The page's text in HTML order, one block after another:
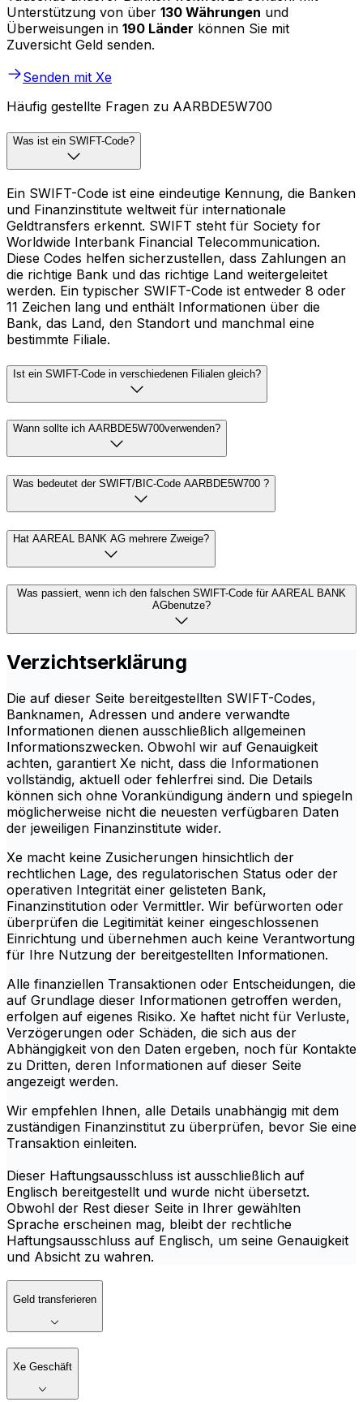
Unterstützung von über 130 Währungen und
Überweisungen in 190 Länder können Sie mit
Zuversicht Geld senden.
Senden mit Xe
Häufig gestellte Fragen zu AARBDE5W700
Was ist ein SWIFT-Code?
Ein SWIFT-Code ist eine eindeutige Kennung, die Banken
und Finanzinstitute weltweit für internationale
Geldtransfers erkennt. SWIFT steht für Society for
Worldwide Interbank Financial Telecommunication.
Diese Codes helfen sicherzustellen, dass Zahlungen an
die richtige Bank und das richtige Land weitergeleitet
werden. Ein typischer SWIFT-Code ist entweder 8 oder
11 Zeichen lang und enthält Informationen über die
Bank, das Land, den Standort und manchmal eine
bestimmte Filiale.
Ist ein SWIFT-Code in verschiedenen Filialen gleich?
Wann sollte ich AARBDE5W700verwenden?
Was bedeutet der SWIFT/BIC-Code AARBDE5W700 ?
Hat AAREAL BANK AG mehrere Zweige?
Was passiert, wenn ich den falschen SWIFT-Code für AAREAL BANK
AGbenutze?
Verzichtserklärung
Die auf dieser Seite bereitgestellten SWIFT-Codes,
Banknamen, Adressen und andere verwandte
Informationen dienen ausschließlich allgemeinen
Informationszwecken. Obwohl wir auf Genauigkeit
achten, garantiert Xe nicht, dass die Informationen
vollständig, aktuell oder fehlerfrei sind. Die Details
können sich ohne Vorankündigung ändern und spiegeln
möglicherweise nicht die neuesten verfügbaren Daten
der jeweiligen Finanzinstitute wider.
Xe macht keine Zusicherungen hinsichtlich der
rechtlichen Lage, des regulatorischen Status oder der
operativen Integrität einer gelisteten Bank,
Finanzinstitution oder Vermittler. Wir befürworten oder
überprüfen die Legitimität keiner eingeschlossenen
Einrichtung und übernehmen auch keine Verantwortung
für Ihre Nutzung der bereitgestellten Informationen.
Alle finanziellen Transaktionen oder Entscheidungen, die
auf Grundlage dieser Informationen getroffen werden,
erfolgen auf eigenes Risiko. Xe haftet nicht für Verluste,
Verzögerungen oder Schäden, die sich aus der
Abhängigkeit von den Daten ergeben, noch für Kontakte
zu Dritten, deren Informationen auf dieser Seite
angezeigt werden.
Wir empfehlen Ihnen, alle Details unabhängig mit dem
zuständigen Finanzinstitut zu überprüfen, bevor Sie eine
Transaktion einleiten.
Dieser Haftungsausschluss ist ausschließlich auf
Englisch bereitgestellt und wurde nicht übersetzt.
Obwohl der Rest dieser Seite in Ihrer gewählten
Sprache erscheinen mag, bleibt der rechtliche
Haftungsausschluss auf Englisch, um seine Genauigkeit
und Absicht zu wahren.
Geld transferieren
Xe Geschäft